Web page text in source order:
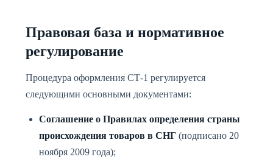
Правовая база и нормативное
регулирование
Процедура оформления СТ-1 регулируется
следующими основными документами:
Соглашение о Правилах определения страны
происхождения товаров в СНГ (подписано 20
ноября 2009 года);